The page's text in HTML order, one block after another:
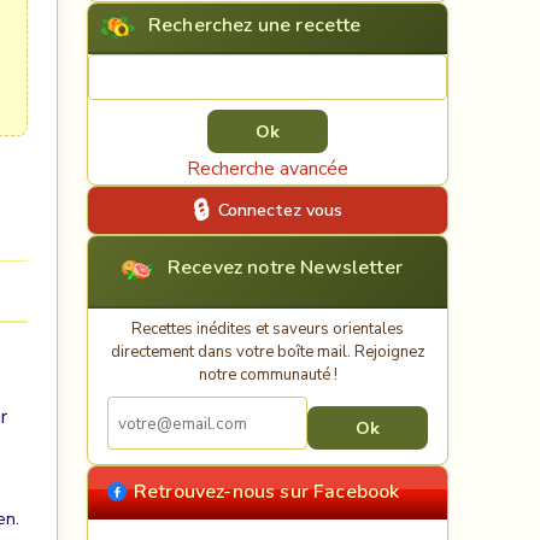
Recherchez une recette
Recherche avancée
Connectez vous
Recevez notre Newsletter
Recettes inédites et saveurs orientales
directement dans votre boîte mail. Rejoignez
notre communauté !
Retrouvez-nous sur Facebook